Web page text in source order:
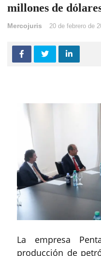
millones de
Mercojuris 20 de febrero de
La empresa
producción de